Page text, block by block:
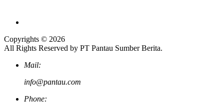
Copyrights © 2026
All Rights Reserved by PT Pantau Sumber Berita.
Mail:
info@pantau.com
Phone: